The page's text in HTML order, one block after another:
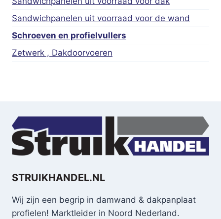
Sandwichpanelen uit voorraad voor de wand
Schroeven en profielvullers
Zetwerk , Dakdoorvoeren
STRUIKHANDEL.NL
Wij zijn een begrip in damwand & dakpanplaat
profielen! Marktleider in Noord Nederland.